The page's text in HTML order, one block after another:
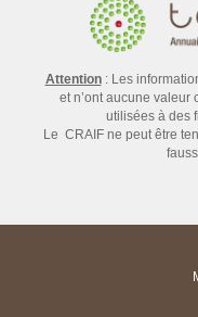
Attention: Les
et n’ont aucune valeur
utilisées à des
Le CRAIF ne peut être